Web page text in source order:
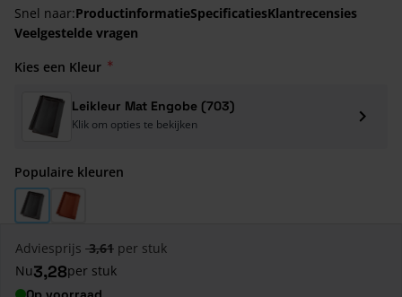
Snel naar:ProductinformatieSpecificatiesKlantrecensies
Veelgestelde vragen
Kies een Kleur
Leikleur Mat Engobe (703)
Klik om opties te bekijken
Populaire kleuren
Leikleur Mat Engobe (703)
Natuurrood (600)
Adviesprijs 3,61 per stuk
Nu3,28per stuk